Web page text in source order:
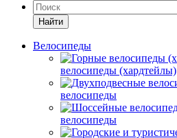
Найти
Велосипеды
велосипеды (хардтейлы)
велосипеды
велосипеды